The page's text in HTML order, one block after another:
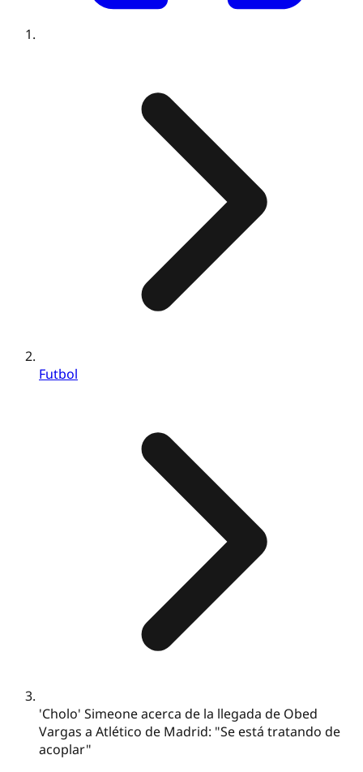
Futbol
'Cholo' Simeone acerca de la llegada de Obed
Vargas a Atlético de Madrid: "Se está tratando de
acoplar"